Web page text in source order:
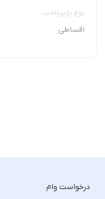
نوع بازپرداخت
اقساطی
درخواست وام